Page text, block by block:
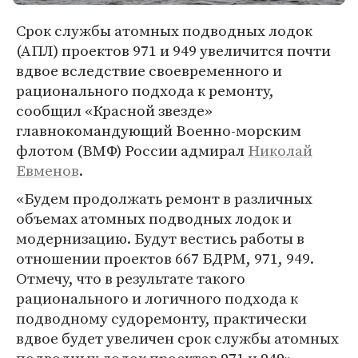
Срок службы атомных подводных лодок
(АПЛ) проектов 971 и 949 увеличится почти
вдвое вследствие своевременного и
рационального подхода к ремонту,
сообщил «Красной звезде»
главнокомандующий Военно-морским
флотом (ВМФ) России адмиралНиколай
Евменов.
«Будем продолжать ремонт в различных
объемах атомных подводных лодок и
модернизацию. Будут вестись работы в
отношении проектов 667 БДРМ, 971, 949.
Отмечу, что в результате такого
рационального и логичного подхода к
подводному судоремонту, практически
вдвое будет увеличен срок службы атомных